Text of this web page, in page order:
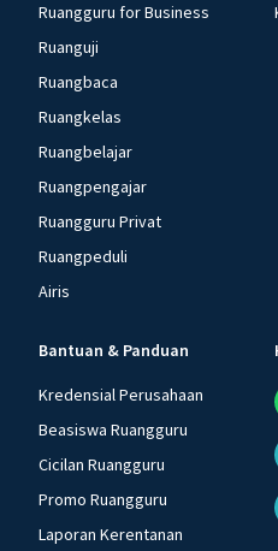
Ruangguru for Business
Ruanguji
Ruangbaca
Ruangkelas
Ruangbelajar
Ruangpengajar
Ruangguru Privat
Ruangpeduli
Airis
Bantuan & Panduan
Kredensial Perusahaan
Beasiswa Ruangguru
Cicilan Ruangguru
Promo Ruangguru
Laporan Kerentanan